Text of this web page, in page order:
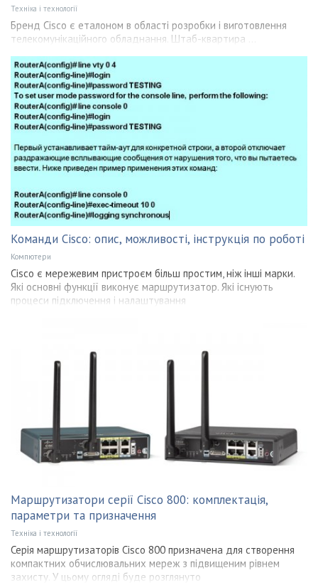
Техніка і технології
Бренд Cisco є еталоном в області розробки і виготовлення
телекомунікаційного обладнання. Штаб-квартира ...
Команди Cisco: опис, можливості, інструкція по роботі
Компютери
Cisco є мережевим пристроєм більш простим, ніж інші марки.
Які основні функції виконує маршрутизатор. Які існують
процеси підключення і налаштування
Маршрутизатори серії Cisco 800: комплектація,
параметри та призначення
Техніка і технології
Серія маршрутизаторів Cisco 800 призначена для створення
компактних обчислювальних мереж з підвищеним рівнем
захисту. У цьому огляді буде розглянуто